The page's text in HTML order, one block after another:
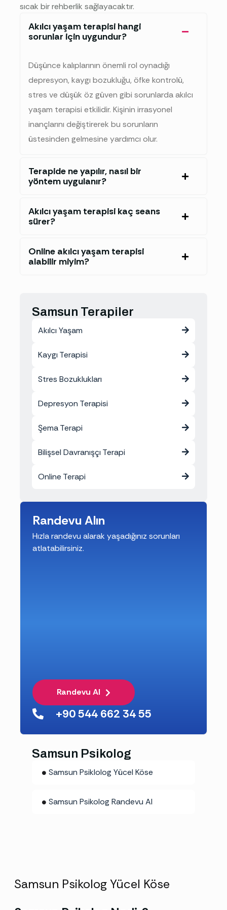
Samsun Terapiler
Akılcı Yaşam
Kaygı Terapisi
Stres Bozuklukları
Depresyon Terapisi
Şema Terapi
Bilişsel Davranışçı Terapi
Online Terapi
Randevu Alın
Hızla randevu alarak yaşadığınız sorunları
atlatabilirsiniz.
Randevu Al
+90 544 662 34 55
Samsun Psikolog
Samsun Psiklolog Yücel Köse
Samsun Psikolog Randevu Al
sıcak bir rehberlik sağlayacaktır.
Akılcı yaşam terapisi hangi
sorunlar için uygundur?
Düşünce kalıplarının önemli rol oynadığı
depresyon, kaygı bozukluğu, öfke kontrolü,
stres ve düşük öz güven gibi sorunlarda akılcı
yaşam terapisi etkilidir. Kişinin irrasyonel
inançlarını değiştirerek bu sorunların
üstesinden gelmesine yardımcı olur.
Terapide ne yapılır, nasıl bir
yöntem uygulanır?
Akılcı yaşam terapisi kaç seans
sürer?
Online akılcı yaşam terapisi
alabilir miyim?
Samsun Psikolog Yücel Köse